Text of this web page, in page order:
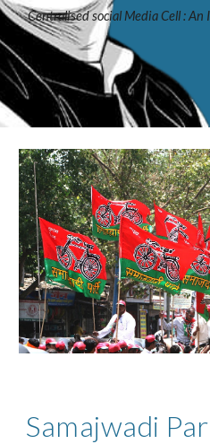
Centralised social Media Cell :
Samajwadi